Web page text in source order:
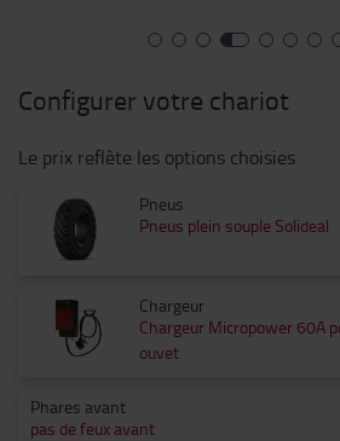
Configurer votre chariot
Le prix reflète les options choisies
Pneus
Pneus plein souple Solideal
Chargeur
Chargeur Micropower 60A
ouvet
Phares avant
pas de feux avant